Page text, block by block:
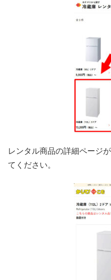
レンタル商品の詳細ページ
てください。